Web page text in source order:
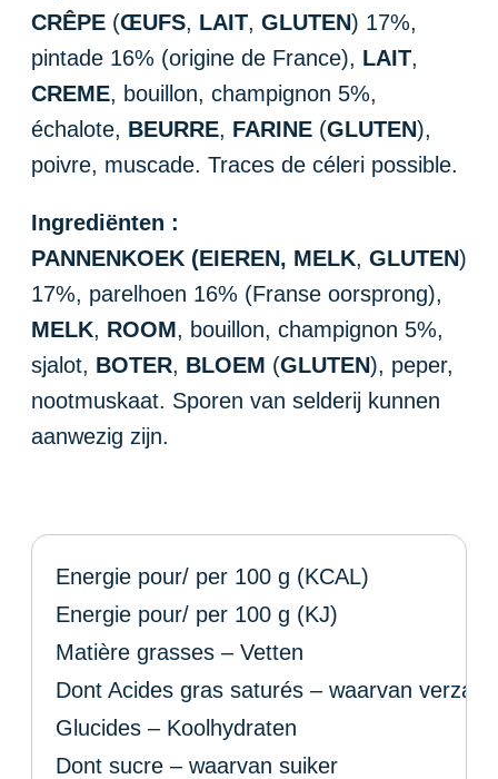
CRÊPE (ŒUFS, LAIT, GLUTEN) 17%,
pintade 16% (origine de France), LAIT,
CREME, bouillon, champignon 5%,
échalote, BEURRE, FARINE (GLUTEN),
poivre, muscade. Traces de céleri possible.
Ingrediënten :
PANNENKOEK (EIEREN, MELK, GLUTEN)
17%, parelhoen 16% (Franse oorsprong),
MELK, ROOM, bouillon, champignon 5%,
sjalot, BOTER, BLOEM (GLUTEN), peper,
nootmuskaat. Sporen van selderij kunnen
aanwezig zijn.
Energie pour/ per 100 g (KCAL)
Energie pour/ per 100 g (KJ)
Matière grasses – Vetten
Dont Acides gras saturés – waarvan
Glucides – Koolhydraten
Dont sucre – waarvan suiker